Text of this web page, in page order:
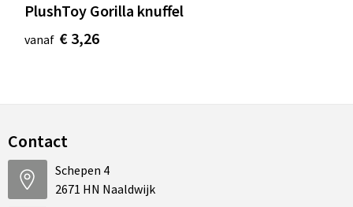
PlushToy Gorilla knuffel
vanaf € 3,26
Contact
Schepen 4
2671 HN Naaldwijk